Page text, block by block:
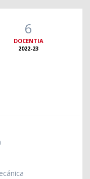
6
DOCENTIA
2022-23